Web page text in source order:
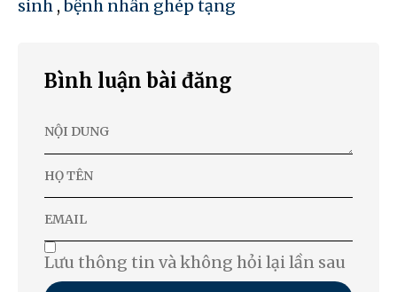
sinh ,bệnh nhân ghép tạng
Bình luận bài đăng
Lưu thông tin và không hỏi lại lần sau